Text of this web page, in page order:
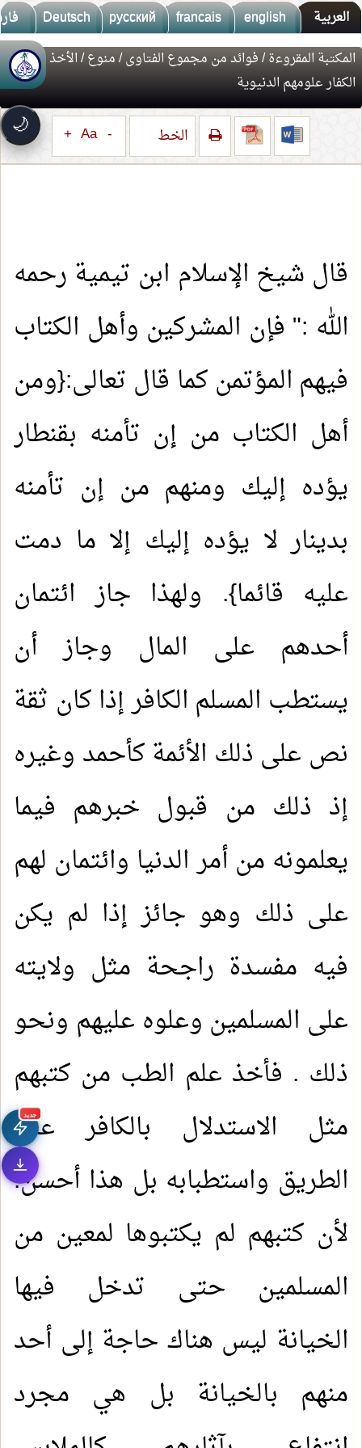
العربية english
francais
русский
Deutsch
🌙
جديد
🚀جديد الموقع!
تعرف على أحدث المميزات
⚡سرعة فائقة
تحميل أسرع بـ 3× من قبل
🎨تصميم جديد كلياً
واجهة أكثر أناقة وسهولة
المكتبة المقروءة/فوائد من مجموع الفتاوى/منوع/ الأخذ عن
الكفار علومهم الدنيوية
الخط -
Aa
+
قال شيخ الإسلام ابن تيمية رحمه
الله :" فإن المشركين وأهل الكتاب
فيهم المؤتمن كما قال تعالى:{ومن
أهل الكتاب من إن تأمنه بقنطار
يؤده إليك ومنهم من إن تأمنه
بدينار لا يؤده إليك إلا ما دمت
عليه قائما}. ولهذا جاز ائتمان
أحدهم على المال وجاز أن
يستطب المسلم الكافر إذا كان ثقة
نص على ذلك الأئمة كأحمد وغيره
إذ ذلك من قبول خبرهم فيما
يعلمونه من أمر الدنيا وائتمان لهم
على ذلك وهو جائز إذا لم يكن
فيه مفسدة راجحة مثل ولايته
على المسلمين وعلوه عليهم ونحو
ذلك . فأخذ علم الطب من كتبهم
مثل الاستدلال بالكافر على
الطريق واستطبابه بل هذا أحسن.
لأن كتبهم لم يكتبوها لمعين من
المسلمين حتى تدخل فيها
الخيانة ليس هناك حاجة إلى أحد
منهم بالخيانة بل هي مجرد
من صور التعصب بغير الحق
الدعاء بطول البقاء
3. عجائب معاملة الإنسان لربه وخالقه
4. السعيد من وعظ بغيره